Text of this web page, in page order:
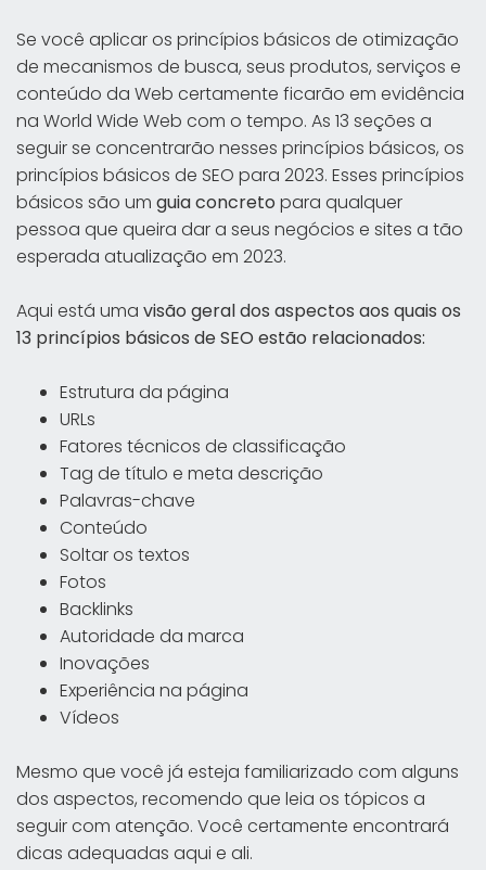
Se você aplicar os princípios básicos de otimização
de mecanismos de busca, seus produtos, serviços e
conteúdo da Web certamente ficarão em evidência
na World Wide Web com o tempo. As 13 seções a
seguir se concentrarão nesses princípios básicos, os
princípios básicos de SEO para 2023. Esses princípios
básicos são um guia concreto para qualquer
pessoa que queira dar a seus negócios e sites a tão
esperada atualização em 2023.
Aqui está uma visão geral dos aspectos aos quais os
13 princípios básicos de SEO estão relacionados:
Estrutura da página
URLs
Fatores técnicos de classificação
Tag de título e meta descrição
Palavras-chave
Conteúdo
Soltar os textos
Fotos
Backlinks
Autoridade da marca
Inovações
Experiência na página
Vídeos
Mesmo que você já esteja familiarizado com alguns
dos aspectos, recomendo que leia os tópicos a
seguir com atenção. Você certamente encontrará
dicas adequadas aqui e ali.